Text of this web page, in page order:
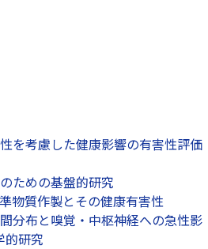
を考慮した健康影響の有害性評価
ための基盤的研究
物質作製とその健康有害性
分布と嗅覚・中枢神経への急性影
的研究